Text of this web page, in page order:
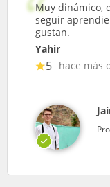
Muy dinámico,
seguir
gustan.
Yahir
5 hace más